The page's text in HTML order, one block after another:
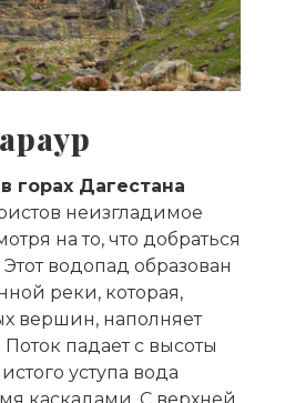
в горах Дагестана
неизгладимое
на то, что добраться
водопад образован
реки, которая,
вершин, наполняет
падает с высоты
уступа вода